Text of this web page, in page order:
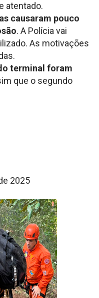
atentado.
causaram pouco
. A Polícia vai
As motivações
terminal foram
que o segundo
2025